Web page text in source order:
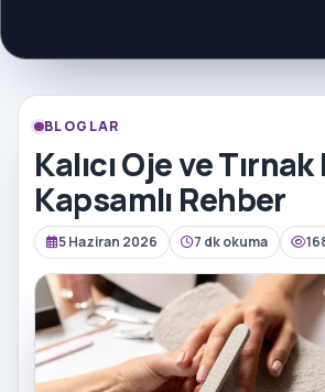
BLOGLAR
Kalıcı Oje ve Tırnak
Kapsamlı Rehber
5 Haziran 2026 7 dk okuma